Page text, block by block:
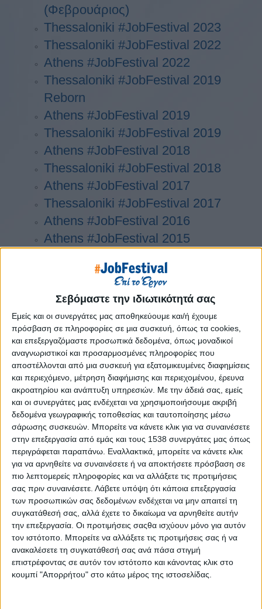
Σεβόμαστε την ιδιωτικότητά σας
Εμείς και οι συνεργάτες μας αποθηκεύουμε και/ή έχουμε
πρόσβαση σε πληροφορίες σε μια συσκευή, όπως τα cookies,
και επεξεργαζόμαστε προσωπικά δεδομένα, όπως μοναδικοί
αναγνωριστικοί και προσαρμοσμένες πληροφορίες που
αποστέλλονται από μια συσκευή για εξατομικευμένες διαφημίσεις
και περιεχόμενο, μέτρηση διαφήμισης και περιεχομένου, έρευνα
ακροατηρίου και ανάπτυξη υπηρεσιών. Με την άδειά σας, εμείς
και οι συνεργάτες μας ενδέχεται να χρησιμοποιήσουμε ακριβή
δεδομένα γεωγραφικής τοποθεσίας και ταυτοποίησης μέσω
σάρωσης συσκευών. Μπορείτε να κάνετε κλικ για να συναινέσετε
στην επεξεργασία από εμάς και τους 1538 συνεργάτες μας όπως
περιγράφεται παραπάνω. Εναλλακτικά, μπορείτε να κάνετε κλικ
για να αρνηθείτε να συναινέσετε ή να αποκτήσετε πρόσβαση σε
πιο λεπτομερείς πληροφορίες και να αλλάξετε τις προτιμήσεις
σας πριν συναινέσετε. Λάβετε υπόψη ότι κάποια επεξεργασία
των προσωπικών σας δεδομένων ενδέχεται να μην απαιτεί τη
συγκατάθεσή σας, αλλά έχετε το δικαίωμα να αρνηθείτε αυτήν
την επεξεργασία. Οι προτιμήσεις σαςθα ισχύουν μόνο για αυτόν
τον ιστότοπο. Μπορείτε να αλλάξετε τις προτιμήσεις σας ή να
ανακαλέσετε τη συγκατάθεσή σας ανά πάσα στιγμή
επιστρέφοντας σε αυτόν τον ιστότοπο και κάνοντας κλικ στο
κουμπί "Απορρήτου" στο κάτω μέρος της ιστοσελίδας.
(Φεβρουάριος)
Thessaloniki #JobFestival 2023
Thessaloniki #JobFestival 2022
Athens #JobFestival 2022
Thessaloniki #JobFestival 2019
Reborn
Athens #JobFestival 2019
Thessaloniki #JobFestival 2019
Athens #JobFestival 2018
Thessaloniki #JobFestival 2018
Athens #JobFestival 2017
Τhessaloniki #JobFestival 2017
Athens #JobFestival 2016
Athens #JobFestival 2015
Στατιστικά
Στατιστικά Athens & Thessaloniki
#JobFestivals 2022
Στατιστικά Thessaloniki
#JobFestival 2019 Reborn
Στατιστικά Athens #JobFestival
2019
Στατιστικά Thessaloniki
#JobFestival 2019
Στατιστικά Athens #JobFestival
2018
Στατιστικά Thessaloniki
#JobFestival 2018
Στατιστικά Athens #JobFestival
2017
Στατιστικά Thessaloniki
#JobFestival 2017
Στατιστικά Athens #JobFestival